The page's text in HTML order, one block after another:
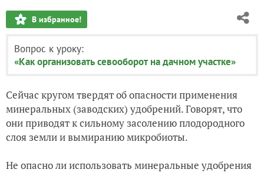
В избранное!
Вопрос к уроку:
«Как организовать севооборот на дачном участке»
Сейчас кругом твердят об опасности применения
минеральных (заводских) удобрений. Говорят, что
они приводят к сильному засолению плодородного
слоя земли и вымиранию микробиоты.
Не опасно ли использовать минеральные удобрения